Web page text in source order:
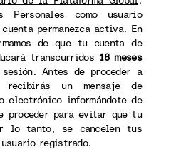
Personales como usuario
permanezca activa. En
de que tu cuenta de
transcurridos 18 meses
Antes de proceder a
un mensaje de
electrónico informándote de
proceder para evitar que tu
lo tanto, se cancelen tus
usuario registrado.